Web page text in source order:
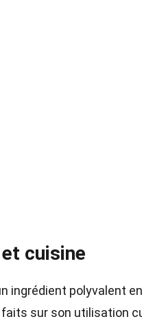
cuisine
ingrédient polyvalent
sur son utilisation